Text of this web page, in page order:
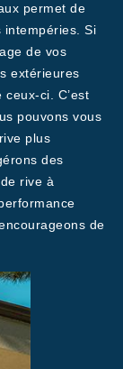
permet de
intempéries. Si
de vos
extérieures
ci. C’est
pouvons vous
plus
des
rive à
de